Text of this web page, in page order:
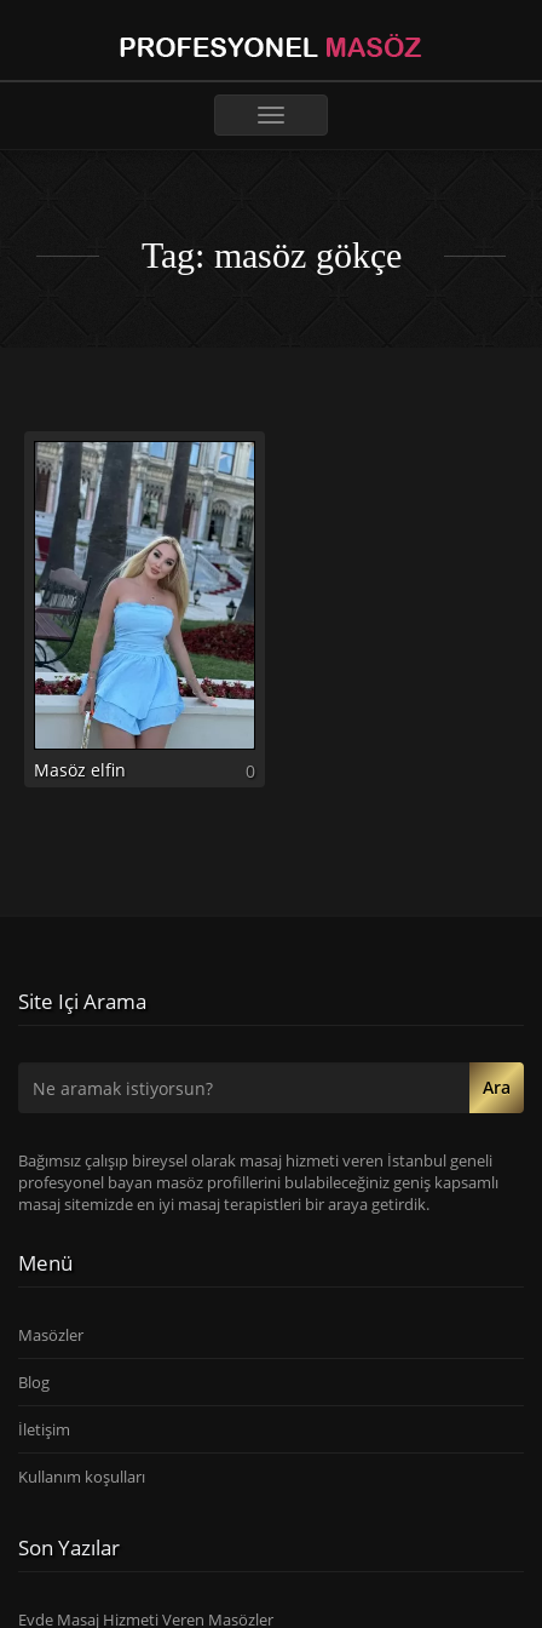
Toggle
Tag: masöz gökçe
Masöz elfin 0
Site Içi Arama
Ara
Bağımsız çalışıp bireysel olarak masaj hizmeti veren İstanbul geneli
profesyonel bayan masöz profillerini bulabileceğiniz geniş kapsamlı
masaj sitemizde en iyi masaj terapistleri bir araya getirdik.
Menü
Masözler
Blog
İletişim
Kullanım koşulları
Son Yazılar
Evde Masaj Hizmeti Veren Masözler